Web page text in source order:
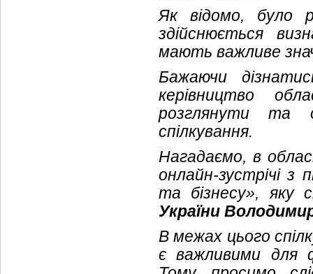
Як відомо, було
здійснюється
мають важливе
Бажаючи
керівництво
розглянути та
спілкування.
Нагадаємо, в
онлайн-зустрічі
та бізнесу», яку
України
В межах цього
є важливими для